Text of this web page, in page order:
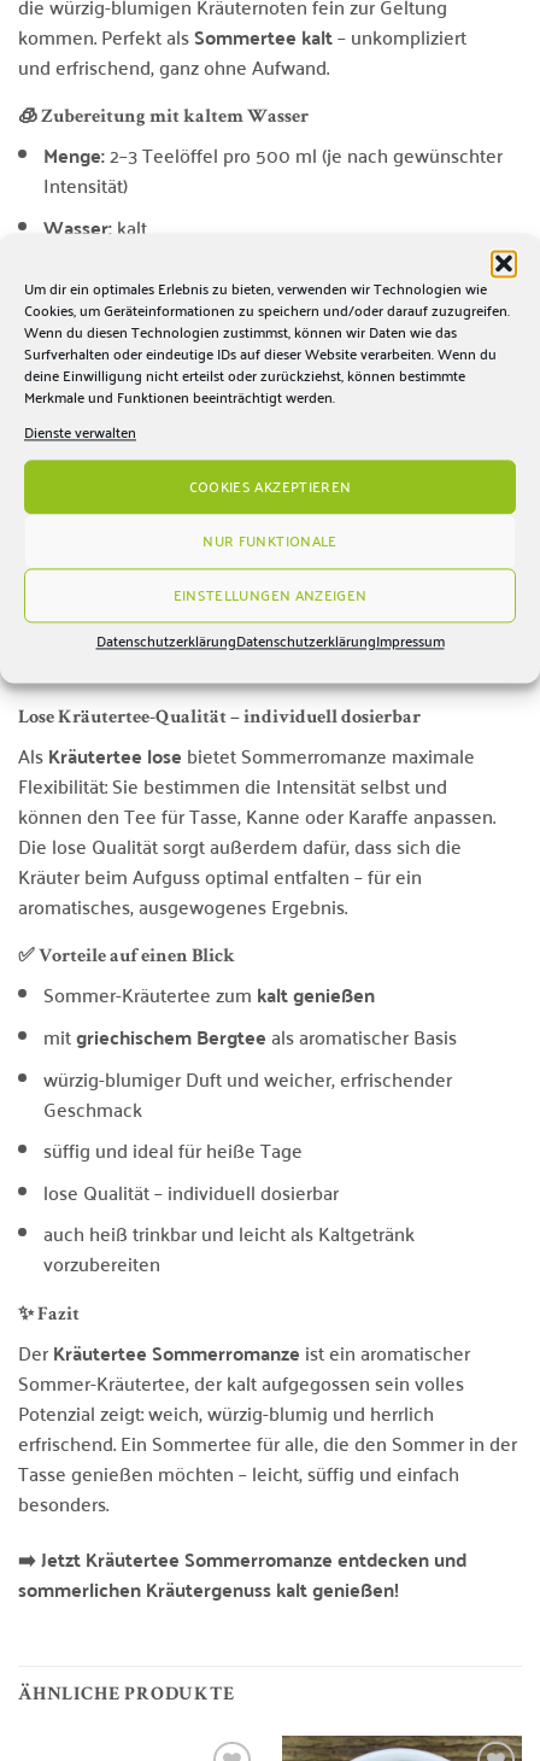
Um dir ein optimales Erlebnis zu bieten, verwenden wir Technologien wie
Cookies, um Geräteinformationen zu speichern und/oder darauf zuzugreifen.
Wenn du diesen Technologien zustimmst, können wir Daten wie das
Surfverhalten oder eindeutige IDs auf dieser Website verarbeiten. Wenn du
deine Einwilligung nicht erteilst oder zurückziehst, können bestimmte
Merkmale und Funktionen beeinträchtigt werden.
Dienste verwalten
COOKIES AKZEPTIEREN
NUR FUNKTIONALE
EINSTELLUNGEN ANZEIGEN
DatenschutzerklärungDatenschutzerklärungImpressum
kommen. Perfekt alsSommertee kalt– unkompliziert
und erfrischend, ganz ohne Aufwand.
🧊 Zubereitung mit kaltem Wasser
Menge:2–3 Teelöffel pro 500 ml (je nach gewünschter
Intensität)
Wasser:kalt
Geschmack länger)
Servieren:über Eiswürfel, optional mit Zitrone oder
frischen Kräutern
Tipp:Für mehr Aroma Ziehzeit verlängern oder etwas höher
dosieren. Für eine leichtere Variante kürzer ziehen lassen.
Auch heiß ein Genuss
Natürlich schmeckt Sommerromanze auch heiß – als
weicher Kräutertee für entspannte Teemomente.
Wer mag, kann den Tee warm aufgießen und anschließend
abkühlen lassen. Besonders praktisch, wenn Sie gleich
Lose Kräutertee-Qualität – individuell dosierbar
AlsKräutertee lose bietet Sommerromanze maximale
Flexibilität: Sie bestimmen die Intensität selbst und
können den Tee für Tasse, Kanne oder Karaffe anpassen.
Die lose Qualität sorgt außerdem dafür, dass sich die
Kräuter beim Aufguss optimal entfalten – für ein
aromatisches, ausgewogenes Ergebnis.
✅ Vorteile auf einen Blick
Sommer-Kräutertee zum kalt genießen
mitgriechischem Bergteeals aromatischer Basis
würzig-blumiger Duft und weicher, erfrischender
Geschmack
süffig und ideal für heiße Tage
lose Qualität – individuell dosierbar
auch heiß trinkbar und leicht als Kaltgetränk
vorzubereiten
✨ Fazit
DerKräutertee Sommerromanze ist ein aromatischer
Sommer-Kräutertee, der kalt aufgegossen sein volles
Potenzial zeigt: weich, würzig-blumig und herrlich
erfrischend. Ein Sommertee für alle, die den Sommer in der
Tasse genießen möchten – leicht, süffig und einfach
besonders.
➡️ Jetzt Kräutertee Sommerromanze entdecken und
sommerlichen Kräutergenuss kalt genießen!
ÄHNLICHE PRODUKTE